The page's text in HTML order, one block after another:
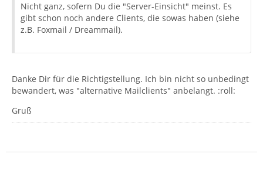
Nicht ganz, sofern Du die "Server-Einsicht" meinst. Es
gibt schon noch andere Clients, die sowas haben (siehe
z.B. Foxmail / Dreammail).
Danke Dir für die Richtigstellung. Ich bin nicht so unbedingt
bewandert, was "alternative Mailclients" anbelangt. :roll:
Gruß